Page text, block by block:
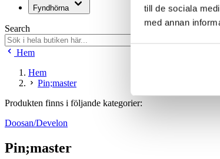
till de sociala
med annan
Fyndhörna
Search
Hem
Hem
Pin;master
Produkten finns i följande kategorier:
Doosan/Develon
Pin;master